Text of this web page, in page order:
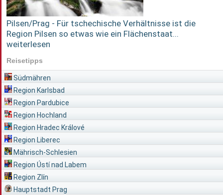
Pilsen/Prag - Für tschechische Verhältnisse ist die
Region Pilsen so etwas wie ein Flächenstaat...
weiterlesen
Reisetipps
Südmähren
Region Karlsbad
Region Pardubice
Region Hochland
Region Hradec Králové
Region Liberec
Mährisch-Schlesien
Region Ústí nad Labem
Region Zlín
Hauptstadt Prag